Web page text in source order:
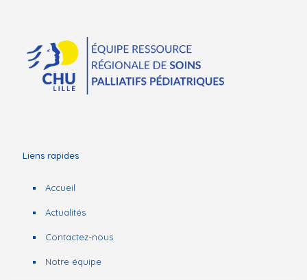
Liens rapides
Accueil
Actualités
Contactez-nous
Notre équipe